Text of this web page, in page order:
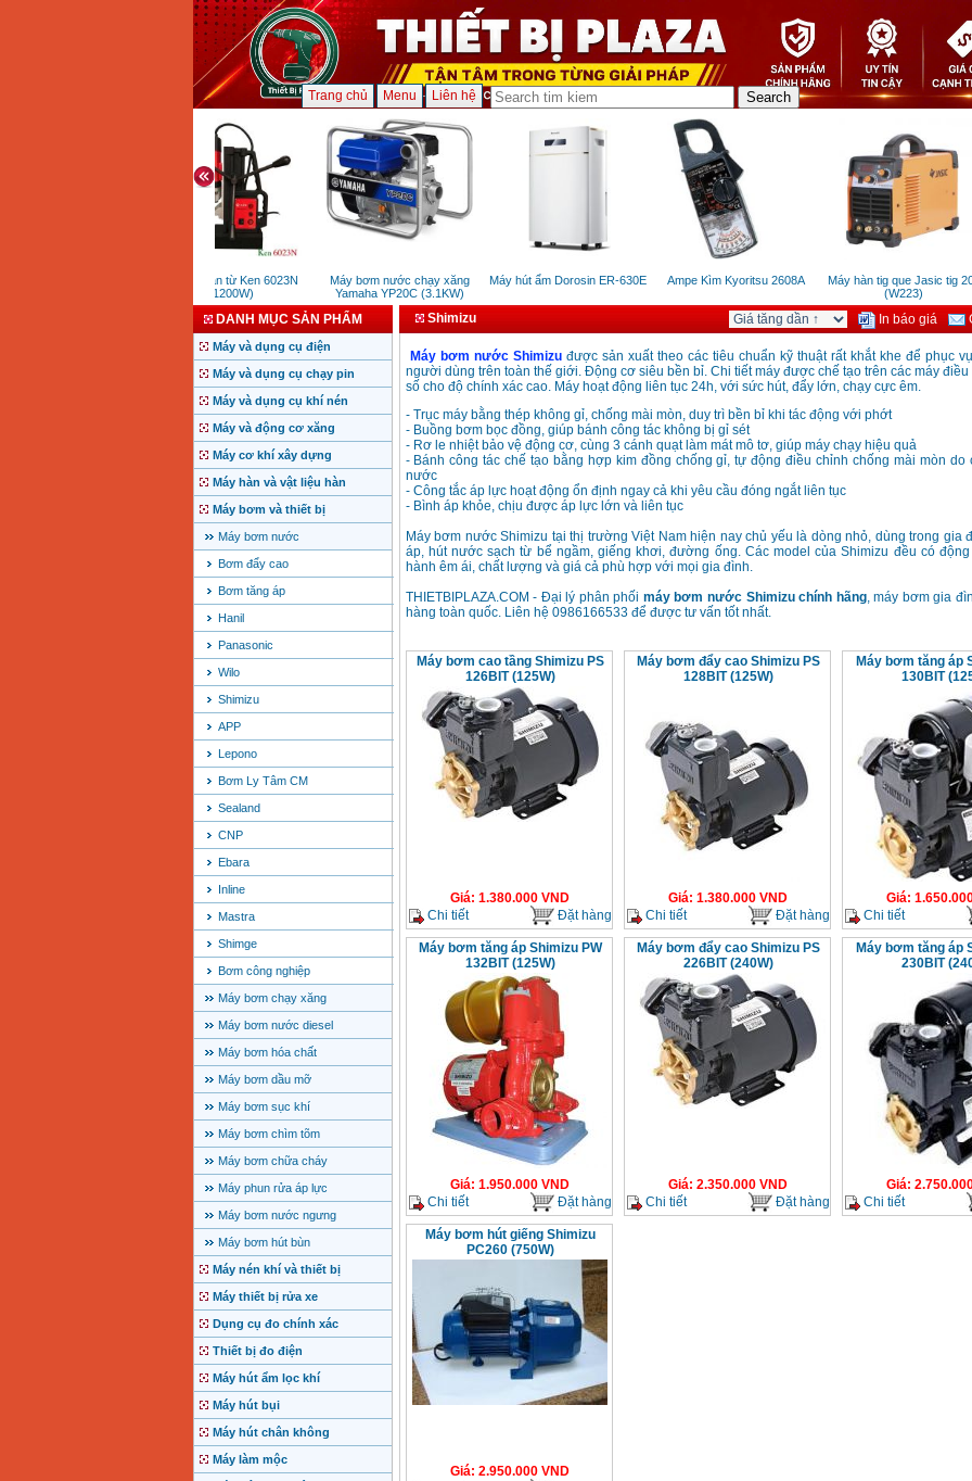
Trang chủ Menu Liên hệ
Máy khoan từ Ken 6023N
(1200W)
Máy bơm nước chạy xăng
Yamaha YP20C (3.1KW)
Máy hút ẩm Dorosin ER-630E Ampe Kìm Kyoritsu 2608A
Máy hàn tig que Jasic tig 200
(W223)
DANH MỤC SẢN PHẨM
Máy và dụng cụ điện
Máy và dụng cụ chạy pin
Máy và dụng cụ khí nén
Máy và động cơ xăng
Máy cơ khí xây dựng
Máy hàn và vật liệu hàn
Máy bơm và thiết bị
Máy bơm nước
Bơm đẩy cao
Bơm tăng áp
Hanil
Panasonic
Wilo
Shimizu
APP
Lepono
Bơm Ly Tâm CM
Sealand
CNP
Ebara
Inline
Mastra
Shimge
Bơm công nghiệp
Máy bơm chạy xăng
Máy bơm nước diesel
Máy bơm hóa chất
Máy bơm dầu mỡ
Máy bơm sục khí
Máy bơm chìm tõm
Máy bơm chữa cháy
Máy phun rửa áp lực
Máy bơm nước ngưng
Máy bơm hút bùn
Máy nén khí và thiết bị
Máy thiết bị rửa xe
Dụng cụ đo chính xác
Thiết bị đo điện
Máy hút ẩm lọc khí
Máy hút bụi
Máy hút chân không
Máy làm mộc
Shimizu In báo giá
Máy bơm nước Shimizuđược sản xuất theo các tiêu chuẩn kỹ thuật rất khắt khe để phục
người dùng trên toàn thế giới. Động cơ siêu bền bỉ. Chi tiết máy được chế tạo trên các máy điều
số cho độ chính xác cao. Máy hoạt động liên tục 24h, với sức hút, đẩy lớn, chạy cực êm.
- Trục máy bằng thép không gỉ, chống mài mòn, duy trì bền bỉ khi tác động với phớt
- Buồng bơm bọc đồng, giúp bánh công tác không bị gỉ sét
- Rơ le nhiệt bảo vệ động cơ, cùng 3 cánh quạt làm mát mô tơ, giúp máy chạy hiệu quả
- Bánh công tác chế tạo bằng hợp kim đồng chống gỉ, tự động điều chỉnh chống mài mòn do
nước
- Công tắc áp lực hoạt động ổn định ngay cả khi yêu cầu đóng ngắt liên tục
- Bình áp khỏe, chịu được áp lực lớn và liên tục
Máy bơm nước Shimizu tại thị trường Việt Nam hiện nay chủ yếu là dòng nhỏ, dùng trong gia
áp, hút nước sạch từ bể ngầm, giếng khơi, đường ống. Các model của Shimizu đều có
hành êm ái, chất lượng và giá cả phù hợp với mọi gia đình.
THIETBIPLAZA.COM - Đại lý phân phối máy bơm nước Shimizu chính hãng, máy bơm gia
hàng toàn quốc. Liên hệ 0986166533 để được tư vấn tốt nhất.
Máy bơm cao tầng Shimizu PS
126BIT (125W)
Giá: 1.380.000 VND
Chi tiết
Đặt hàng
Máy bơm đẩy cao Shimizu PS
128BIT (125W)
Giá: 1.380.000 VND
Chi tiết
Đặt hàng
Máy bơm tăng áp
130BIT
Giá:
Chi tiết
Máy bơm tăng áp Shimizu PW
132BIT (125W)
Giá: 1.950.000 VND
Chi tiết
Đặt hàng
Máy bơm đẩy cao Shimizu PS
226BIT (240W)
Giá: 2.350.000 VND
Chi tiết
Đặt hàng
Máy bơm tăng áp
230BIT
Giá:
Chi tiết
Máy bơm hút giếng Shimizu
PC260 (750W)
Giá: 2.950.000 VND